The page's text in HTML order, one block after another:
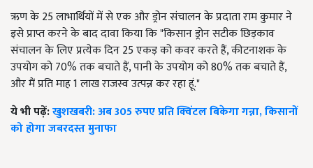
ऋण के 25 लाभार्थियों में से एक और ड्रोन संचालन के प्रदाता राम कुमार ने
इसे प्राप्त करने के बाद दावा किया कि "किसान ड्रोन सटीक छिड़काव
संचालन के लिए प्रत्येक दिन 25 एकड़ को कवर करते हैं, कीटनाशक के
उपयोग को 70% तक बचाते हैं, पानी के उपयोग को 80% तक बचाते हैं,
और मैं प्रति माह 1 लाख राजस्व उत्पन्न कर रहा हूं."
ये भी पढ़ें:खुशखबरी: अब 305 रुपए प्रति क्विंटल बिकेगा गन्ना, किसानों
को होगा जबरदस्त मुनाफा